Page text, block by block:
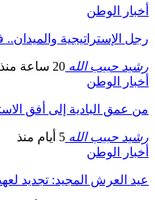
أخبار الوطن
رجل الإستراتيجية
رشيد حبيب الله 20 ساعة منذ
أخبار الوطن
من عمق البادية إلى أفق
رشيد حبيب الله 5 أيام منذ
أخبار الوطن
عيد العرش المجيد: تجديد